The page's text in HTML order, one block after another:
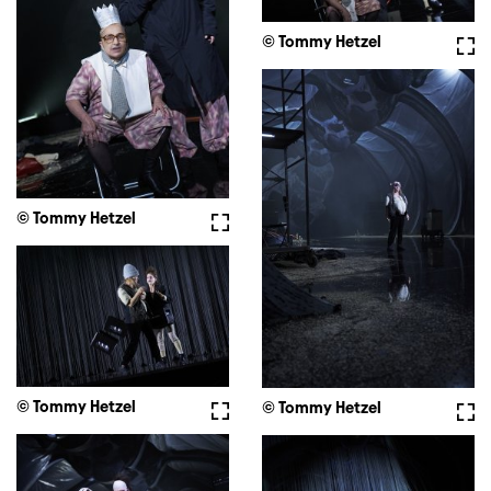
Vollbild
© Tommy Hetzel
© Tommy Hetzel
© Tommy Hetzel
Vollbild
© Tommy Hetzel